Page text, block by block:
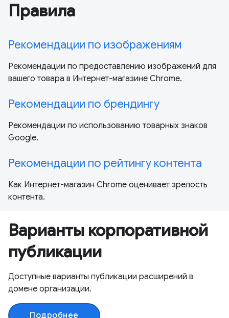
Правила
Рекомендации по изображениям
Рекомендации по предоставлению изображений для
вашего товара в Интернет-магазине Chrome.
Рекомендации по брендингу
Рекомендации по использованию товарных знаков
Google.
Рекомендации по рейтингу контента
Как Интернет-магазин Chrome оценивает зрелость
контента.
Варианты корпоративной
публикации
Доступные варианты публикации расширений в
домене организации.
Подробнее